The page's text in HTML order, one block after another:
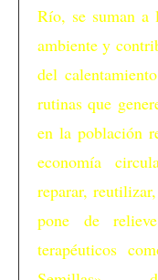
Río, se suman a
ambiente y
del
rutinas que
en la población
economía
reparar,
pone de
terapéuticos